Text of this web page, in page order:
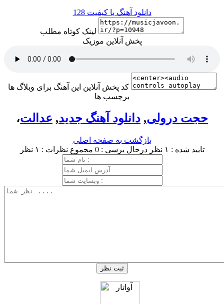
دانلود آهنگ با کیفیت 128
لینک کوتاه مطلب
پخش آنلاین موزیک
کد پخش آنلاین این آهنگ برای وبلاگ ها
برچسب ها
، حجت درولی, دانلود آهنگ جدید, عدالت
بازگشت به صفحه اصلی
تایید شده : ۱ نظر
درحال برسی : 0 مجموع نظرات : ۱ نظر